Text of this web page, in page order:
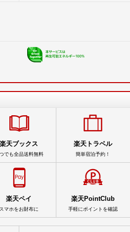
楽天ブックス
でも全品送料無料
楽天トラベル
簡単宿泊予約！
楽天ペイ
スマホをお財布に
楽天PointClub
手軽にポイントを確認